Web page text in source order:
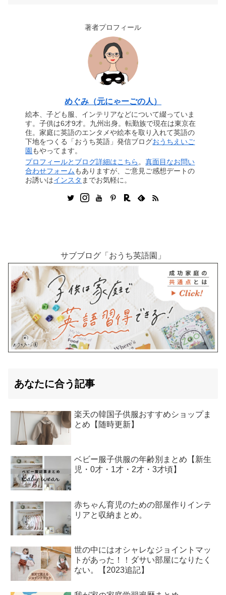
著者プロフィール
めぐみ（元にゃーごの人）
絵本、子ども服、インテリアなどについて綴っていま
す。子供は6才9才。九州出身。転勤族で現在は東京在
住。家庭に英語のエンタメや絵本を取り入れて英語の
下地をつくる「おうち英語」発信ブログおうちえいご
園 もやってます。
プロフィールとブログ詳細はこちら。真面目なお問い
合わせフォームもありますが、ご意見ご感想デートの
お誘いはインスタ までお気軽に。
サブブログ「おうち英語園」
あなたに合う記事
楽天の韓国子供服おすすめショップま
とめ【随時更新】
ベビー服子供服の年齢別まとめ【新生
児・0才・1才・2才・3才頃】
赤ちゃん育児のための部屋作りインテ
リアと収納まとめ。
世の中にはオシャレなジョイントマッ
トがあった！！ダサい部屋になりたく
ない。【2023追記】